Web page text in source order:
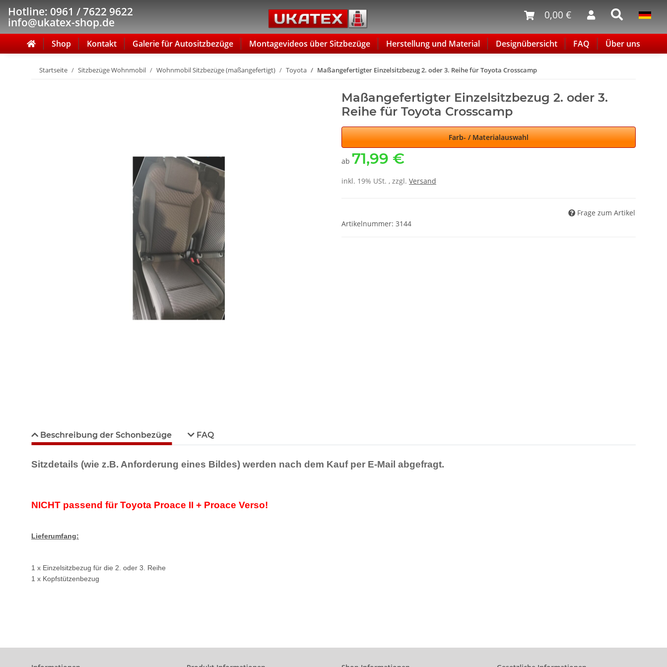
Hotline: 0961 / 7622 9622
info@ukatex-shop.de
0,00 €
Shop Kontakt Galerie für Autositzbezüge Montagevideos über Sitzbezüge Herstellung und Material Designübersicht FAQ Über uns
Startseite Sitzbezüge Wohnmobil Wohnmobil Sitzbezüge (maßangefertigt) Toyota Maßangefertigter Einzelsitzbezug 2. oder 3. Reihe für Toyota Crosscamp
Maßangefertigter Einzelsitzbezug 2. oder 3.
Reihe für Toyota Crosscamp
Farb- / Materialauswahl
ab 71,99 €
inkl. 19% USt. , zzgl. Versand
Frage zum Artikel
Artikelnummer: 3144
Beschreibung der Schonbezüge FAQ
Sitzdetails (wie z.B. Anforderung eines Bildes) werden nach dem Kauf per E-Mail abgefragt.
NICHT passend für Toyota Proace II + Proace Verso!
Lieferumfang:
1 x Einzelsitzbezug für die 2. oder 3. Reihe
1 x Kopfstützenbezug